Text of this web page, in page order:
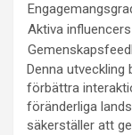
Aktiva influencers
Denna
förbättra
föränderliga
säkerställer att